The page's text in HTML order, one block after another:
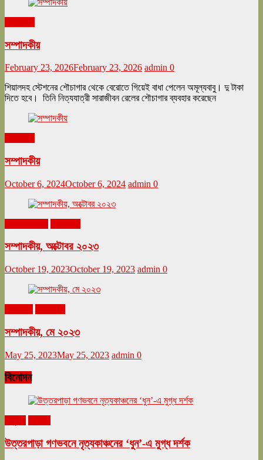
সম্পাদকীয়
February 23, 2026February 23, 2026 admin 0
শিয়ালদহ স্টেশনের শৌচাগার থেকে বেরোতে গিয়েই বাধা পেলেন অমূল্যবাবু। দু টাকা
দিতে হবে। তিনি নিত্যযাত্রী সারাজীবন রেলের শৌচাগার ব্যবহার করেছেন
সম্পাদকীয়
October 6, 2024October 6, 2024 admin 0
সম্পাদকীয়, অক্টোবর ২০২৩
October 19, 2023October 19, 2023 admin 0
সম্পাদকীয়, মে ২০২৩
May 25, 2023May 25, 2023 admin 0
বিনোদন
উত্তরপাড়া গণভবনে নৃত্যকাঞ্চনের ‘ধুন’-এ মুগ্ধ দর্শক